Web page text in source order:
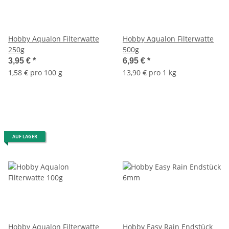
Hobby Aqualon Filterwatte
250g
3,95 € *
1,58 € pro 100 g
Hobby Aqualon Filterwatte
500g
6,95 € *
13,90 € pro 1 kg
AUF LAGER
Hobby Aqualon Filterwatte
Hobby Easy Rain Endstück